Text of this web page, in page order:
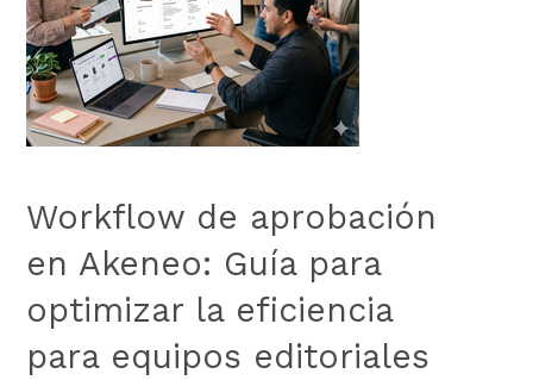
Workflow de aprobación
en Akeneo: Guía para
optimizar la eficiencia
para equipos editoriales